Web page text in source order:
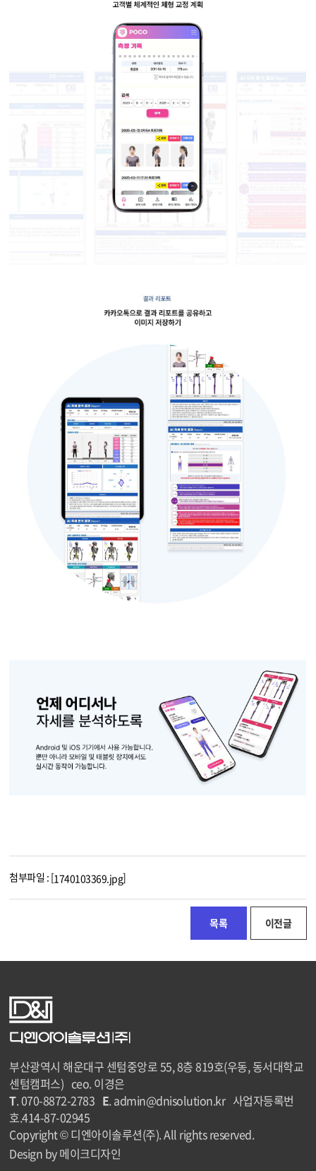
첨부파일 : [1740103369.jpg]
목록 이전글
부산광역시 해운대구 센텀중앙로 55, 8층 819호(우동, 동서대학교
센텀캠퍼스) ceo. 이경은
T. 070-8872-2783 E. admin@dnisolution.kr 사업자등록번
호.414-87-02945
Copyright © 디엔아이솔루션(주). All rights reserved.
Design by 메이크디자인